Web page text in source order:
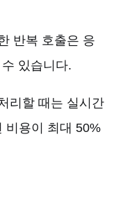
반복 호출은 응
있습니다.
리할 때는 실시간
비용이 최대 50%